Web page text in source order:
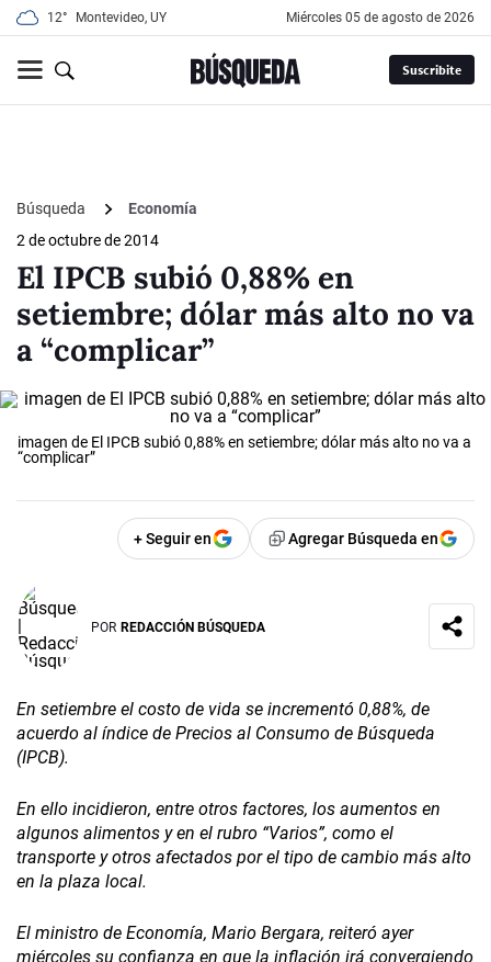
12° Montevideo, UY miércoles 05 de agosto de 2026
Suscribite
Búsqueda
Economía
2 de octubre de 2014
El IPCB subió 0,88% en
setiembre; dólar más alto no va
a “complicar”
imagen de El IPCB subió 0,88% en setiembre; dólar más alto no va a
“complicar”
+ Seguir en Agregar Búsqueda en
POR REDACCIÓN BÚSQUEDA
En setiembre el costo de vida se incrementó 0,88%, de
acuerdo al índice de Precios al Consumo de Búsqueda
(IPCB).
En ello incidieron, entre otros factores, los aumentos en
algunos alimentos y en el rubro “Varios”, como el
transporte y otros afectados por el tipo de cambio más alto
en la plaza local.
El ministro de Economía, Mario Bergara, reiteró ayer
miércoles su confianza en que la inflación irá convergiendo